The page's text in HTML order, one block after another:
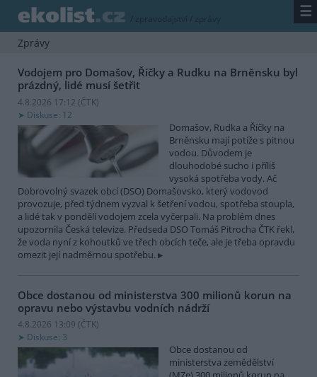
/ zpravodajství / zprávy ☰
Zprávy
Vodojem pro Domašov, Říčky a Rudku na Brněnsku byl
prázdný, lidé musí šetřit
4.8.2026 17:12 (ČTK)
Diskuse: 12
Domašov, Rudka a Říčky na
Brněnsku mají potíže s pitnou
vodou. Důvodem je
dlouhodobé sucho i příliš
vysoká spotřeba vody. Ač
Dobrovolný svazek obcí (DSO) Domašovsko, který vodovod
provozuje, před týdnem vyzval k šetření vodou, spotřeba stoupla,
a lidé tak v pondělí vodojem zcela vyčerpali. Na problém dnes
upozornila Česká televize. Předseda DSO Tomáš Pitrocha ČTK řekl,
že voda nyní z kohoutků ve třech obcích teče, ale je třeba opravdu
omezit její nadměrnou spotřebu.
Obce dostanou od ministerstva 300 milionů korun na
opravu nebo výstavbu vodních nádrží
4.8.2026 13:09 (ČTK)
Diskuse: 3
Obce dostanou od
ministerstva zemědělství